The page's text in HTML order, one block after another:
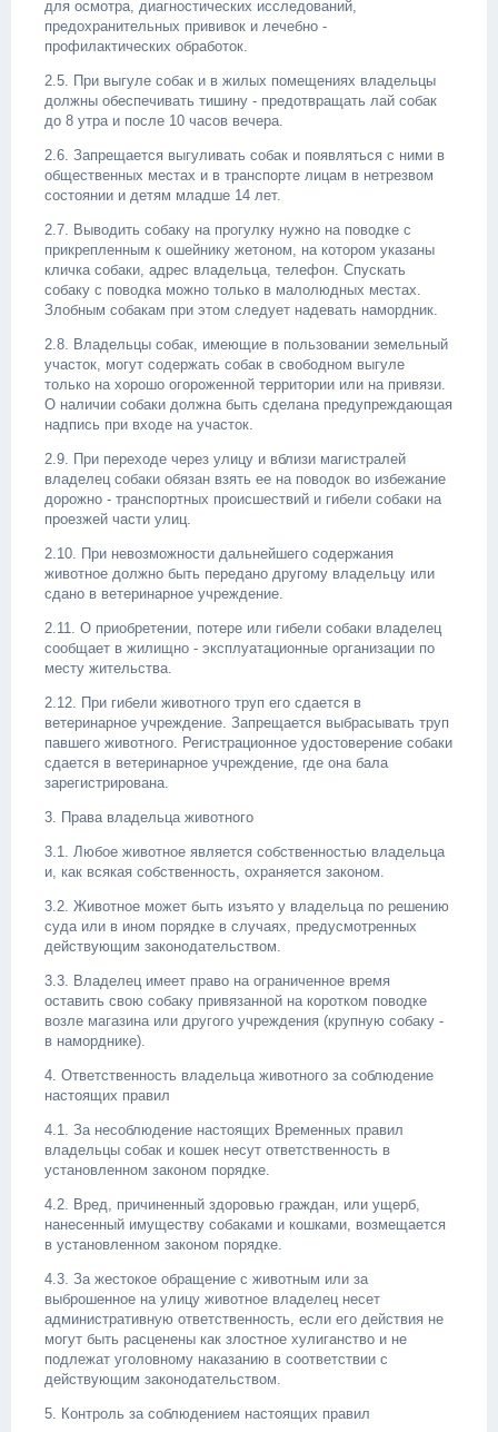
для осмотра, диагностических исследований,
предохранительных прививок и лечебно -
профилактических обработок.
2.5. При выгуле собак и в жилых помещениях владельцы
должны обеспечивать тишину - предотвращать лай собак
до 8 утра и после 10 часов вечера.
2.6. Запрещается выгуливать собак и появляться с ними в
общественных местах и в транспорте лицам в нетрезвом
состоянии и детям младше 14 лет.
2.7. Выводить собаку на прогулку нужно на поводке с
прикрепленным к ошейнику жетоном, на котором указаны
кличка собаки, адрес владельца, телефон. Спускать
собаку с поводка можно только в малолюдных местах.
Злобным собакам при этом следует надевать намордник.
2.8. Владельцы собак, имеющие в пользовании земельный
участок, могут содержать собак в свободном выгуле
только на хорошо огороженной территории или на привязи.
О наличии собаки должна быть сделана предупреждающая
надпись при входе на участок.
2.9. При переходе через улицу и вблизи магистралей
владелец собаки обязан взять ее на поводок во избежание
дорожно - транспортных происшествий и гибели собаки на
проезжей части улиц.
2.10. При невозможности дальнейшего содержания
животное должно быть передано другому владельцу или
сдано в ветеринарное учреждение.
2.11. О приобретении, потере или гибели собаки владелец
сообщает в жилищно - эксплуатационные организации по
месту жительства.
2.12. При гибели животного труп его сдается в
ветеринарное учреждение. Запрещается выбрасывать труп
павшего животного. Регистрационное удостоверение собаки
сдается в ветеринарное учреждение, где она бала
зарегистрирована.
3. Права владельца животного
3.1. Любое животное является собственностью владельца
и, как всякая собственность, охраняется законом.
3.2. Животное может быть изъято у владельца по решению
суда или в ином порядке в случаях, предусмотренных
действующим законодательством.
3.3. Владелец имеет право на ограниченное время
оставить свою собаку привязанной на коротком поводке
возле магазина или другого учреждения (крупную собаку -
в наморднике).
4. Ответственность владельца животного за соблюдение
настоящих правил
4.1. За несоблюдение настоящих Временных правил
владельцы собак и кошек несут ответственность в
установленном законом порядке.
4.2. Вред, причиненный здоровью граждан, или ущерб,
нанесенный имуществу собаками и кошками, возмещается
в установленном законом порядке.
4.3. За жестокое обращение с животным или за
выброшенное на улицу животное владелец несет
административную ответственность, если его действия не
могут быть расценены как злостное хулиганство и не
подлежат уголовному наказанию в соответствии с
действующим законодательством.
5. Контроль за соблюдением настоящих правил